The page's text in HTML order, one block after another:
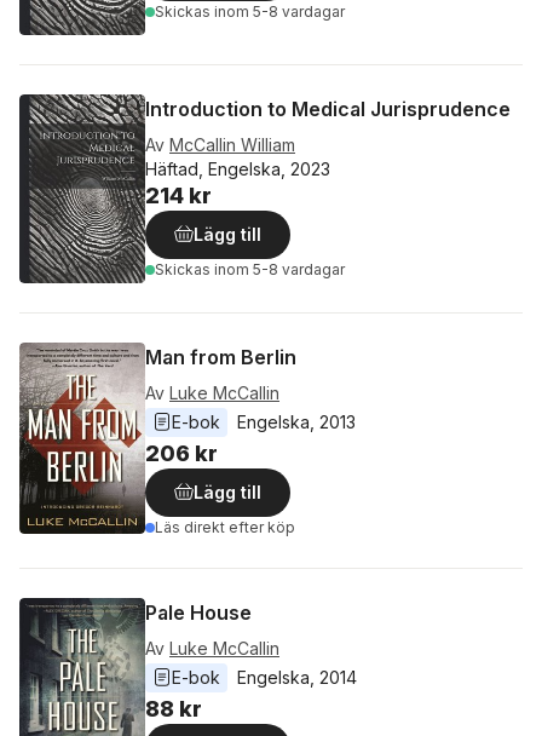
Skickas inom 5-8 vardagar
Introduction to Medical Jurisprudence
Av McCallin William
Häftad, Engelska, 2023
214 kr
Lägg till
Skickas inom 5-8 vardagar
Man from Berlin
Av Luke McCallin
E-bok
Engelska, 2013
206 kr
Lägg till
Läs direkt efter köp
Pale House
Av Luke McCallin
E-bok
Engelska, 2014
88 kr